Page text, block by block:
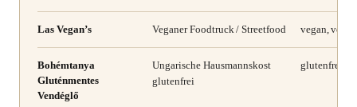
Las Vegan’s Veganer Foodtruck / Streetfood vegan,
Bohémtanya
Gluténmentes
Vendéglő
Ungarische Hausmannskost
glutenfrei
glutenfrei,